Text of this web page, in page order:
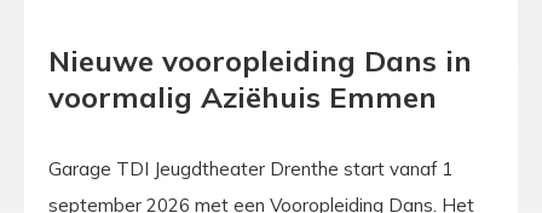
Nieuwe vooropleiding Dans in
voormalig Aziëhuis Emmen
Garage TDI Jeugdtheater Drenthe start vanaf 1
september 2026 met een Vooropleiding Dans. Het